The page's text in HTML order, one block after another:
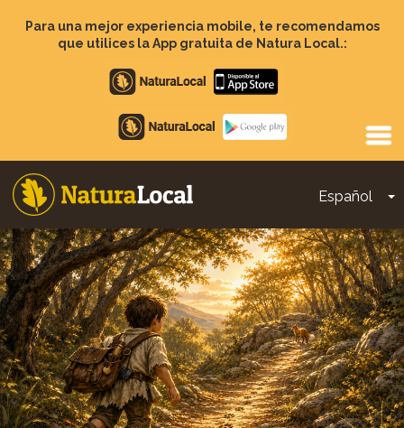
contenido
Para una mejor experiencia mobile, te recomendamos
que utilices la App gratuita de Natura Local.:
Apple
store
Google
Play
Español
Main
navigation